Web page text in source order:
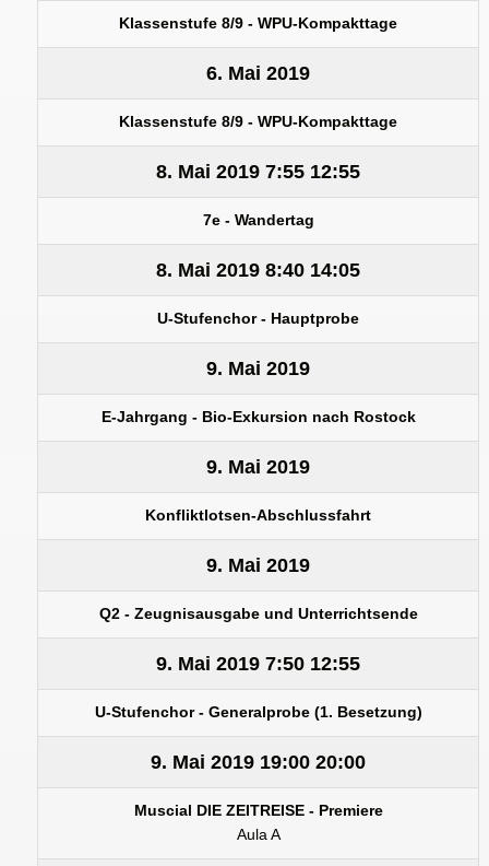
Klassenstufe 8/9 - WPU-Kompakttage
6. Mai 2019
Klassenstufe 8/9 - WPU-Kompakttage
8. Mai 2019 7:55 12:55
7e - Wandertag
8. Mai 2019 8:40 14:05
U-Stufenchor - Hauptprobe
9. Mai 2019
E-Jahrgang - Bio-Exkursion nach Rostock
9. Mai 2019
Konfliktlotsen-Abschlussfahrt
9. Mai 2019
Q2 - Zeugnisausgabe und Unterrichtsende
9. Mai 2019 7:50 12:55
U-Stufenchor - Generalprobe (1. Besetzung)
9. Mai 2019 19:00 20:00
Muscial DIE ZEITREISE - Premiere
Aula A